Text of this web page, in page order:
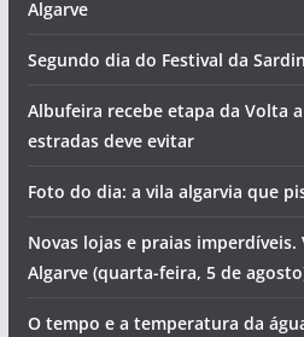
Algarve
Segundo dia do Festival da
Albufeira recebe etapa da Volta
estradas deve evitar
Foto do dia: a vila algarvia que
Novas lojas e praias imperdíveis.
Algarve (quarta-feira, 5 de
O tempo e a temperatura da